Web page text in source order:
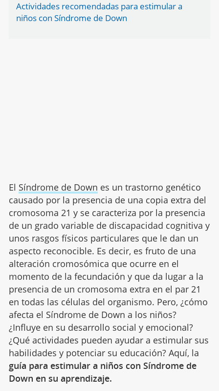
Actividades recomendadas para estimular a
niños con Síndrome de Down
El Síndrome de Down es un trastorno genético
causado por la presencia de una copia extra del
cromosoma 21 y se caracteriza por la presencia
de un grado variable de discapacidad cognitiva y
unos rasgos físicos particulares que le dan un
aspecto reconocible. Es decir, es fruto de una
alteración cromosómica que ocurre en el
momento de la fecundación y que da lugar a la
presencia de un cromosoma extra en el par 21
en todas las células del organismo. Pero, ¿cómo
afecta el Síndrome de Down a los niños?
¿Influye en su desarrollo social y emocional?
¿Qué actividades pueden ayudar a estimular sus
habilidades y potenciar su educación? Aquí, la
guía para estimular a niños con Síndrome de
Down en su aprendizaje.